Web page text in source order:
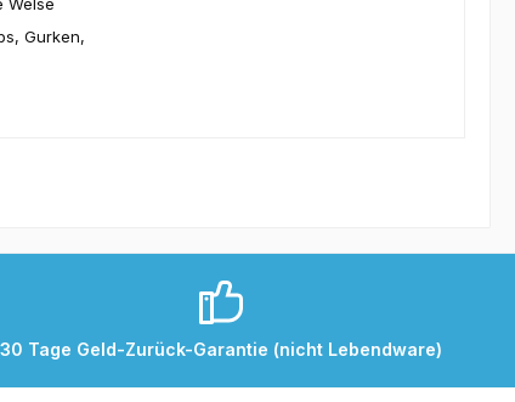
Welse
Gurken,
30 Tage Geld-Zurück-Garantie (nicht Lebendware)